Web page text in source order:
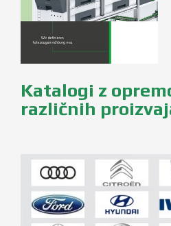
Katalogi z
različnih